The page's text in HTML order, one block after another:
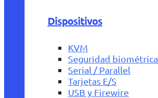
Dispositivos
KVM
Seguridad biométrica
Serial / Parallel
Tarjetas E/S
USB y Firewire